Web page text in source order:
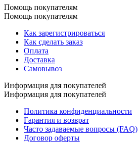
Помощь покупателям
Помощь покупателям
Как зарегистрироваться
Как сделать заказ
Оплата
Доставка
Самовывоз
Информация для покупателей
Информация для покупателей
Политика конфиденциальности
Гарантия и возврат
Часто задаваемые вопросы (FAQ)
Договор оферты